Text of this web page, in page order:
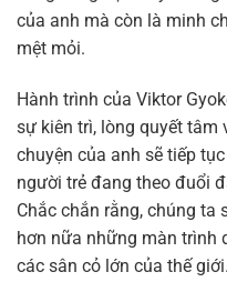
của anh mà còn là minh
mệt mỏi.
Hành trình của Viktor
sự kiên trì, lòng quyết tâm
chuyện của anh sẽ tiếp
người trẻ đang theo đuổi
Chắc chắn rằng, chúng ta
hơn nữa những màn trình
các sân cỏ lớn của thế giới.